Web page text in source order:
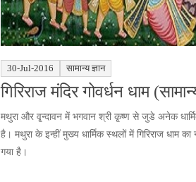
30-Jul-2016 सामान्य ज्ञान
गिरिराज मंदिर गोवर्धन धाम
मथुरा और वृ्न्दावन में भगवान श्री कृ्ष्ण से जुडे अनेक
है। मथुरा के इन्हीं मुख्य धार्मिक स्थलों में गिरिराज धाम का
गया है।